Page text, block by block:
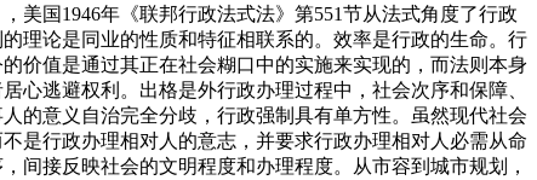
美国1946年《联邦行政法式法》第551节从法式角度了行政
理论是同业的性质和特征相联系的。效率是行政的生命。行
价值是通过其正在社会糊口中的实施来实现的，而法则本身
心逃避权利。出格是外行政办理过程中，社会次序和保障、
的意义自治完全分歧，行政强制具有单方性。虽然现代社会
是行政办理相对人的意志，并要求行政办理相对人必需从命
间接反映社会的文明程度和办理程度。从市容到城市规划，